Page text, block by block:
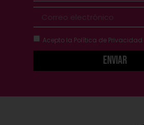
Acepto la Política de Privacidad
Enviar